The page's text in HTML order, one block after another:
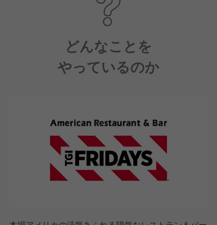
どんなことを
やっているのか